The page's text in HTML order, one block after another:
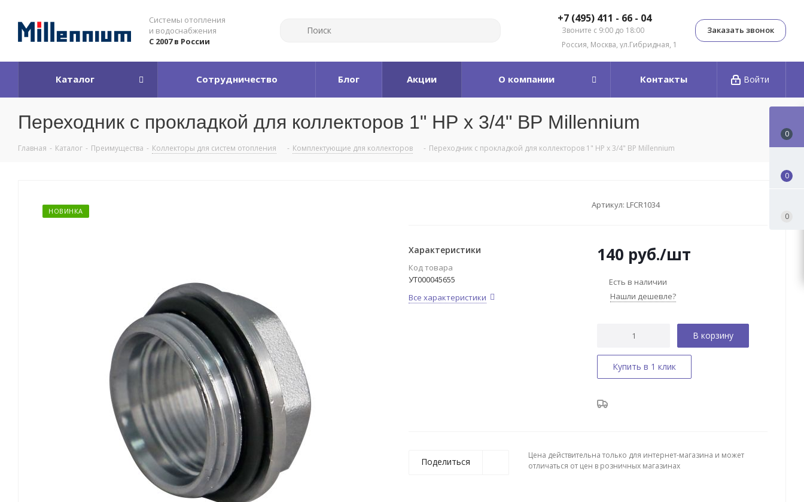
Системы отопления
и водоснабжения
С 2007 в России
+7 (495) 411 - 66 - 04
Звоните с 9:00 до 18:00
Россия, Москва, ул.Гибридная, 1
Заказать звонок
Войти
Каталог Сотрудничество Блог Акции О компании Контакты
Переходник с прокладкой для коллекторов 1" НР х 3/4" ВР Millennium
Главная - Каталог - Преимущества - Коллекторы для систем отопления - Комплектующие для коллекторов - Переходник с прокладкой для коллекторов 1" НР х 3/4" ВР Millennium
НОВИНКА
Артикул: LFCR1034
Характеристики
Код товара
УТ000045655
Все характеристики
140 руб./шт
Есть в наличии
Нашли дешевле?
В корзину
Купить в 1 клик
Поделиться
Цена действительна только для интернет-магазина и может
отличаться от цен в розничных магазинах
0
0
0